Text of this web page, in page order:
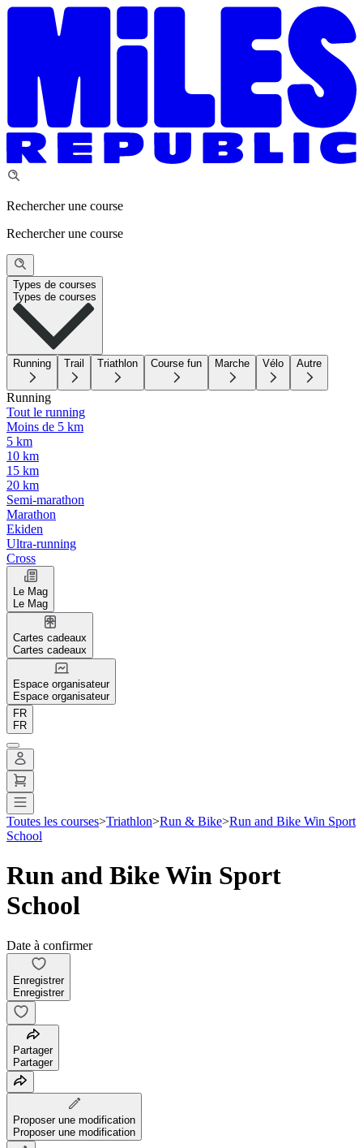
Rechercher une course
Rechercher une course
Types de courses
Types de courses
Running Trail Triathlon Course fun Marche Vélo Autre
Running
Tout le running
Moins de 5 km
5 km
10 km
15 km
20 km
Semi-marathon
Marathon
Ekiden
Ultra-running
Cross
Le Mag
Le Mag
Cartes cadeaux
Cartes cadeaux
Espace organisateur
Espace organisateur
FR
FR
Toutes les courses>Triathlon>Run & Bike>Run and Bike Win Sport
School
Run and Bike Win Sport
School
Date à confirmer
Enregistrer
Enregistrer
Partager
Partager
Proposer une modification
Proposer une modification